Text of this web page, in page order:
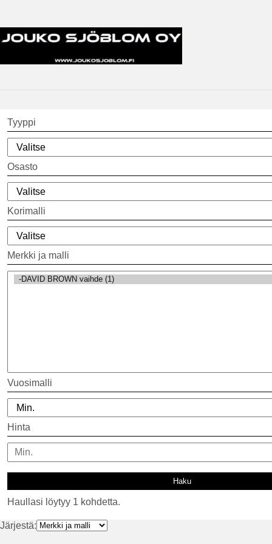
Tyyppi
Osasto
Korimalli
Merkki ja malli
Vuosimalli
Hinta
Haullasi löytyy 1 kohdetta.
Järjestä: